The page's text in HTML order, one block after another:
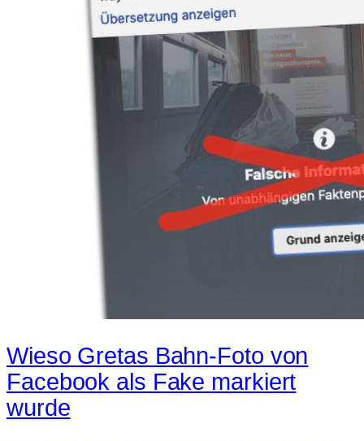
Wieso Gretas Bahn-Foto von
Facebook als Fake markiert
wurde